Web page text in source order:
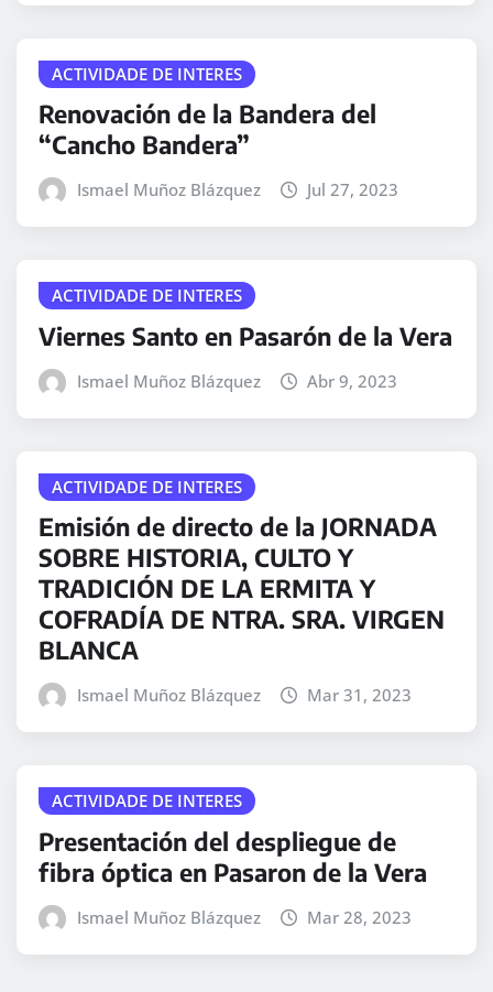
ACTIVIDADE DE INTERES
Renovación de la Bandera del
“Cancho Bandera”
Ismael Muñoz Blázquez Jul 27, 2023
ACTIVIDADE DE INTERES
Viernes Santo en Pasarón de la Vera
Ismael Muñoz Blázquez Abr 9, 2023
ACTIVIDADE DE INTERES
Emisión de directo de la JORNADA
SOBRE HISTORIA, CULTO Y
TRADICIÓN DE LA ERMITA Y
COFRADÍA DE NTRA. SRA. VIRGEN
BLANCA
Ismael Muñoz Blázquez Mar 31, 2023
ACTIVIDADE DE INTERES
Presentación del despliegue de
fibra óptica en Pasaron de la Vera
Ismael Muñoz Blázquez Mar 28, 2023